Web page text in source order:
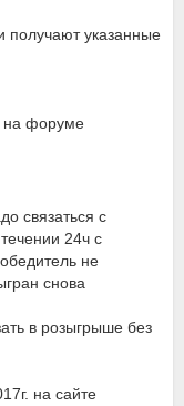
получают указанные
на форуме
связаться с
24ч с
не
снова
в розыгрыше без
на сайте